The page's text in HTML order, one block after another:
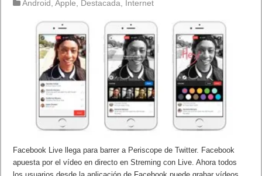
Android ,Apple Destacada Internet
Facebook Live llega para barrer a Periscope de Twitter. Facebook
apuesta por el vídeo en directo en Streming con Live. Ahora todos